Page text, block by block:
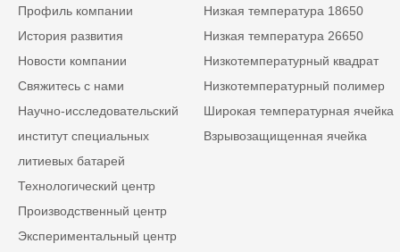
Профиль компании
История развития
Новости компании
Свяжитесь с нами
Научно-исследовательский
институт специальных
литиевых батарей
Технологический центр
Производственный центр
Экспериментальный центр
Низкая температура 18650
Низкая температура 26650
Низкотемпературный квадрат
Низкотемпературный полимер
Широкая температурная ячейка
Взрывозащищенная ячейка